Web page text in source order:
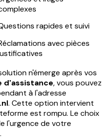
rapides et suivi
avec pièces
n'émerge après vos
d'assistance, vous pouvez
à l'adresse
. Cette option intervient
est rompu. Le choix
l'urgence de votre